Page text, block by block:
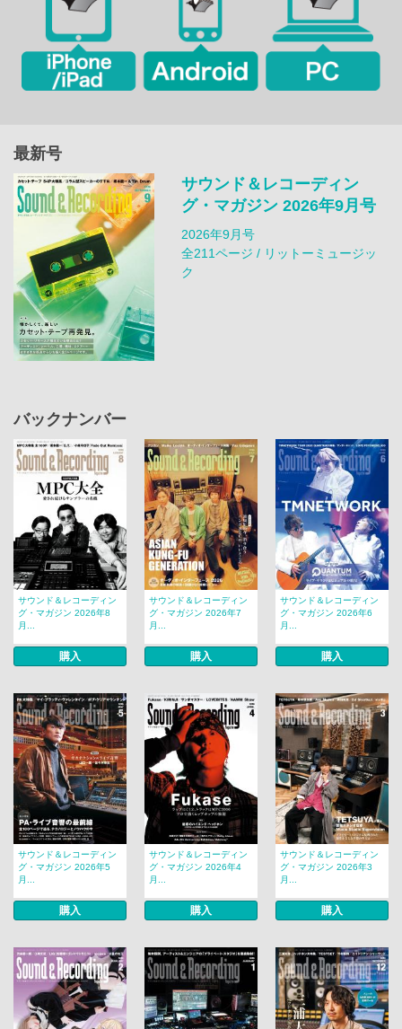
最新号
サウンド＆レコーディン
グ・マガジン 2026年9月号
2026年9月号
全211ページ / リットーミュージッ
ク
バックナンバー
サウンド＆レコーディン
グ・マガジン 2026年8
月...
購入
サウンド＆レコーディン
グ・マガジン 2026年7
月...
購入
サウンド＆レコーディン
グ・マガジン 2026年6
月...
購入
サウンド＆レコーディン
グ・マガジン 2026年5
月...
購入
サウンド＆レコーディン
グ・マガジン 2026年4
月...
購入
サウンド＆レコーディン
グ・マガジン 2026年3
月...
購入